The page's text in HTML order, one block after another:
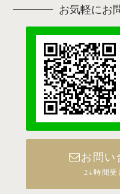
お気軽にお
お問い
24時間受